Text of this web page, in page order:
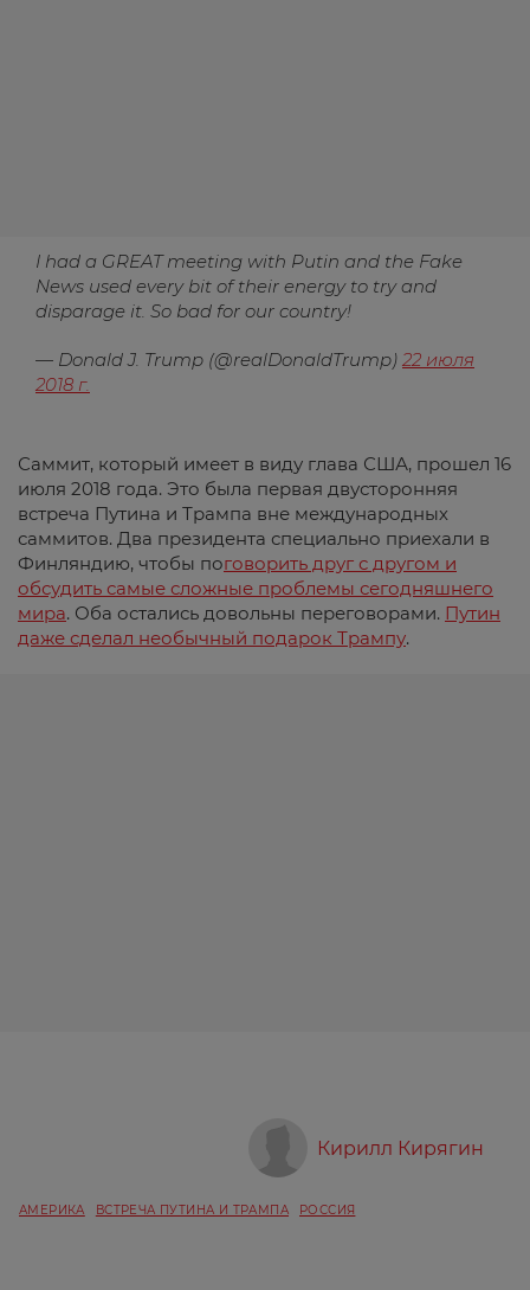
I had a GREAT meeting with Putin and the Fake
News used every bit of their energy to try and
disparage it. So bad for our country!
— Donald J. Trump (@realDonaldTrump) 22 июля
2018 г.
Саммит, который имеет в виду глава США, прошел 16
июля 2018 года. Это была первая двусторонняя
встреча Путина и Трампа вне международных
саммитов. Два президента специально приехали в
Финляндию, чтобы поговорить друг с другом и
обсудить самые сложные проблемы сегодняшнего
мира. Оба остались довольны переговорами. Путин
даже сделал необычный подарок Трампу.
Кирилл Кирягин
АМЕРИКА ВСТРЕЧА ПУТИНА И ТРАМПА РОССИЯ